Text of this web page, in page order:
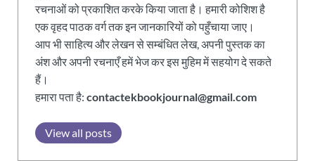
रचनाओं को प्रकाशित करके किया जाता है। हमारी कोशिश है
एक वृहद पाठक वर्ग तक इन जानकारियों को पहुँचाया जाए।
आप भी साहित्य और लेखन से सम्बंधित लेख, अपनी पुस्तक का
अंश और अपनी रचनाएँ हमें भेज कर इस मुहिम में सहयोग दे सकते
हैं।
हमारा पता है: contactekbookjournal@gmail.com
View all posts